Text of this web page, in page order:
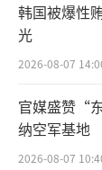
韩国被爆性
光
2026-08-07
官媒盛赞“
纳空军基地
2026-08-07